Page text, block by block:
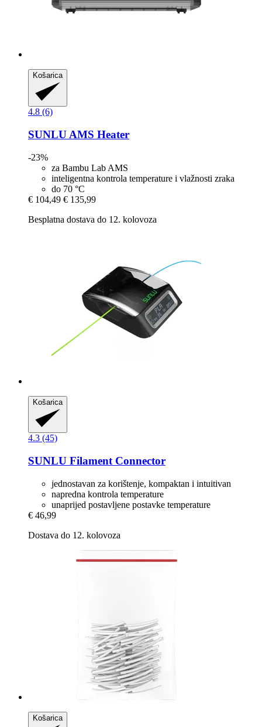
Košarica
4.8 (6)
SUNLU AMS Heater
-23%
za Bambu Lab AMS
inteligentna kontrola temperature i vlažnosti zraka
do 70 °C
€ 104,49 € 135,99
Besplatna dostava do 12. kolovoza
Košarica
4.3 (45)
SUNLU Filament Connector
jednostavan za korištenje, kompaktan i intuitivan
napredna kontrola temperature
unaprijed postavljene postavke temperature
€ 46,99
Dostava do 12. kolovoza
Košarica